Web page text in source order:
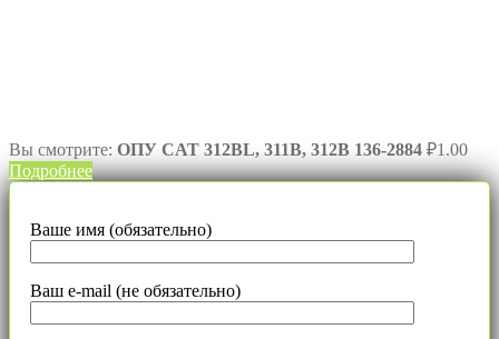
Вы смотрите: ОПУ CAT 312BL, 311B, 312B 136-2884 ₽1.00
Подробнее
Ваше имя (обязательно)
Ваш e-mail (не обязательно)